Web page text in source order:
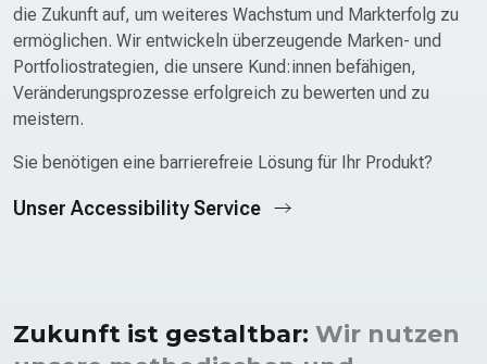
die Zukunft auf, um weiteres Wachstum und Markterfolg zu
ermöglichen. Wir entwickeln überzeugende Marken- und
Portfoliostrategien, die unsere Kund:innen befähigen,
Veränderungs­prozesse erfolgreich zu bewerten und zu
meistern.
Sie benötigen eine barrierefreie Lösung für Ihr Produkt?
Unser Accessibility Service
Zukunft ist gestaltbar: Wir nutzen